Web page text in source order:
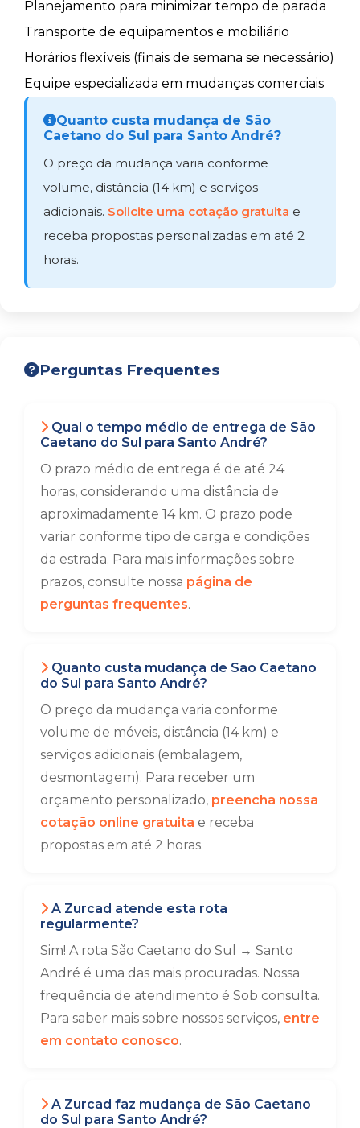
Planejamento para minimizar tempo de parada
Transporte de equipamentos e mobiliário
Horários flexíveis (finais de semana se necessário)
Equipe especializada em mudanças comerciais
Quanto custa mudança de São
Caetano do Sul para Santo André?
O preço da mudança varia conforme
volume, distância (14 km) e serviços
adicionais. Solicite uma cotação gratuita e
receba propostas personalizadas em até 2
horas.
Perguntas Frequentes
Qual o tempo médio de entrega de São
Caetano do Sul para Santo André?
O prazo médio de entrega é de até 24
horas, considerando uma distância de
aproximadamente 14 km. O prazo pode
variar conforme tipo de carga e condições
da estrada. Para mais informações sobre
prazos, consulte nossa página de
perguntas frequentes.
Quanto custa mudança de São Caetano
do Sul para Santo André?
O preço da mudança varia conforme
volume de móveis, distância (14 km) e
serviços adicionais (embalagem,
desmontagem). Para receber um
orçamento personalizado, preencha nossa
cotação online gratuita e receba
propostas em até 2 horas.
A Zurcad atende esta rota
regularmente?
Sim! A rota São Caetano do Sul → Santo
André é uma das mais procuradas. Nossa
frequência de atendimento é Sob consulta.
Para saber mais sobre nossos serviços, entre
em contato conosco.
A Zurcad faz mudança de São Caetano
do Sul para Santo André?